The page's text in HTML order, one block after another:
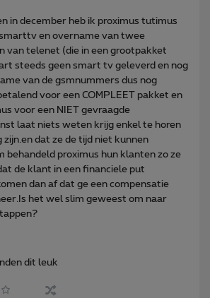
in december heb ik proximus tutimus
en overname van twee
van telenet (die in een grootpakket
steeds geen smart tv geleverd en nog
van de gsmnummers dus nog
voor een COMPLEET pakket en
voor een NIET gevraagde
laat niets weten krijg enkel te horen
zijn.en dat ze de tijd niet kunnen
behandeld proximus hun klanten zo ze
de klant in een financiele put
dan af dat ge een compensatie
het wel slim geweest om naar
dit leuk